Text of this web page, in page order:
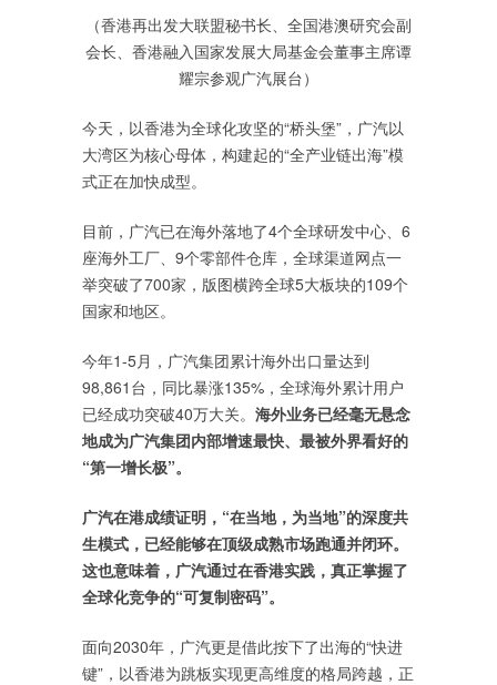
（香港再出发大联盟秘书长、全国港澳研究会副
会长、香港融入国家发展大局基金会董事主席谭
耀宗参观广汽展台）
今天，以香港为全球化攻坚的“桥头堡”，广汽以
大湾区为核心母体，构建起的“全产业链出海”模
式正在加快成型。
目前，广汽已在海外落地了4个全球研发中心、6
座海外工厂、9个零部件仓库，全球渠道网点一
举突破了700家，版图横跨全球5大板块的109个
国家和地区。
今年1-5月，广汽集团累计海外出口量达到
98,861台，同比暴涨135%，全球海外累计用户
已经成功突破40万大关。 海外业务已经毫无悬念
地成为广汽集团内部增速最快、最被外界看好的
“第一增长极”。
广汽在港成绩证明，“在当地，为当地”的深度共
生模式，已经能够在顶级成熟市场跑通并闭环。
这也意味着，广汽通过在香港实践，真正掌握了
全球化竞争的“可复制密码”。
面向2030年，广汽更是借此按下了出海的“快进
键”，以香港为跳板实现更高维度的格局跨越，正